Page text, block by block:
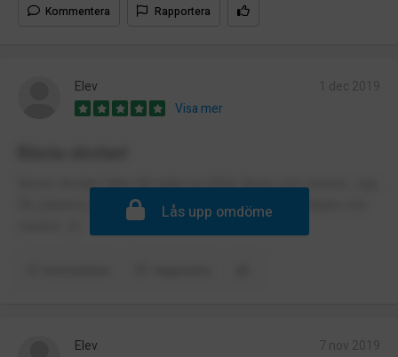
Kommentera Rapportera
Elev
Visa mer
Bästa skolan! Man får hjälp av både lärare och mentor. Jag
får planera mina studier själv. Bra undervisning, lärare och
Lås upp omdöme
Elev